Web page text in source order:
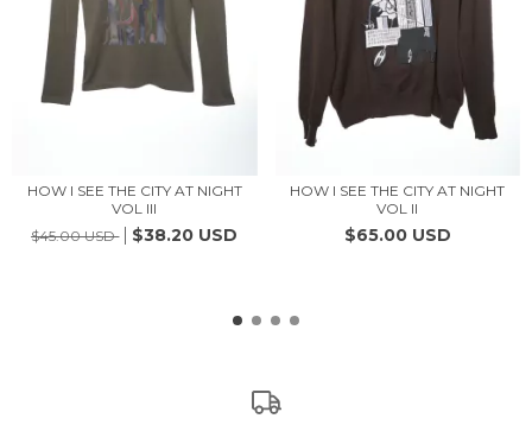
HOW I SEE THE CITY AT NIGHT
VOL III
$45.00 USD
$38.20 USD
HOW I SEE THE CITY AT NIGHT
VOL II
$65.00 USD